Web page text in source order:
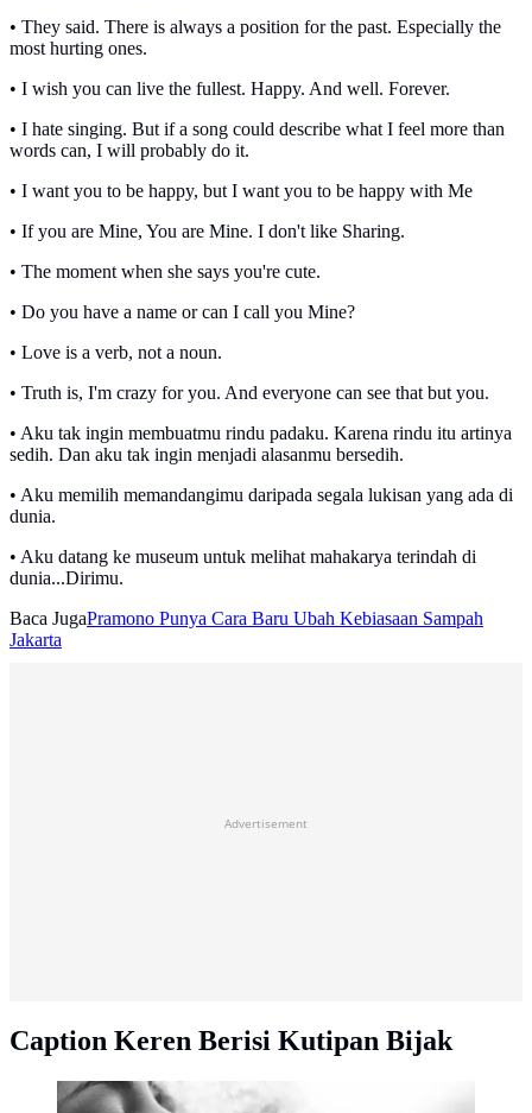
• They said. There is always a position for the past. Especially the
most hurting ones.
• I wish you can live the fullest. Happy. And well. Forever.
• I hate singing. But if a song could describe what I feel more than
words can, I will probably do it.
• I want you to be happy, but I want you to be happy with Me
• If you are Mine, You are Mine. I don't like Sharing.
• The moment when she says you're cute.
• Do you have a name or can I call you Mine?
• Love is a verb, not a noun.
• Truth is, I'm crazy for you. And everyone can see that but you.
• Aku tak ingin membuatmu rindu padaku. Karena rindu itu artinya
sedih. Dan aku tak ingin menjadi alasanmu bersedih.
• Aku memilih memandangimu daripada segala lukisan yang ada di
dunia.
• Aku datang ke museum untuk melihat mahakarya terindah di
dunia...Dirimu.
Baca JugaPramono Punya Cara Baru Ubah Kebiasaan Sampah
Jakarta
Advertisement
Caption Keren Berisi Kutipan Bijak